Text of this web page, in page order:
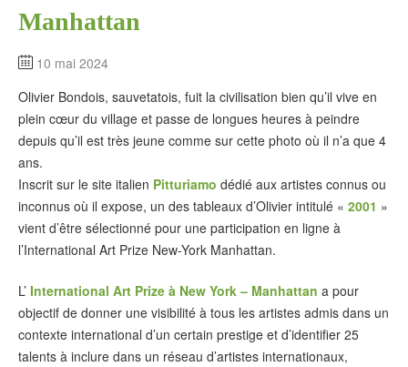
Agenda 2026
Contact
Manhattan
10 mai 2024
Olivier Bondois, sauvetatois, fuit la civilisation bien qu’il vive en
plein cœur du village et passe de longues heures à peindre
depuis qu’il est très jeune comme sur cette photo où il n’a que 4
ans.
Inscrit sur le site italien Pitturiamo dédié aux artistes connus ou
inconnus où il expose, un des tableaux d’Olivier intitulé « 2001 »
vient d’être sélectionné pour une participation en ligne à
l’International Art Prize New-York Manhattan.
L’ International Art Prize à New York – Manhattan a pour
objectif de donner une visibilité à tous les artistes admis dans un
contexte international d’un certain prestige et d’identifier 25
talents à inclure dans un réseau d’artistes internationaux,